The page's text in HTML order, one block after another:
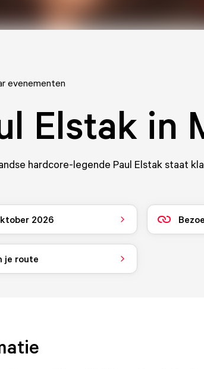
evenementen
Elstak in
hardcore-legende Paul Elstak staat
2026
je route